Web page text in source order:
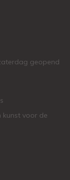
geopend
kunst voor de